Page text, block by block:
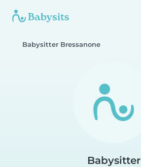
Babysitter Bressanone
Babysitter